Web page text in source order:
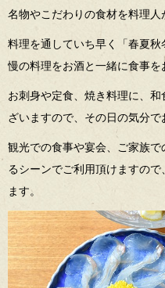
名物やこだわりの食材を料理人
料理を通していち早く「春夏
慢の料理をお酒と一緒に食事を
お刺身や定食、焼き料理に、
ざいますので、その日の気分で
観光での食事や宴会、ご家族
るシーンでご利用頂けますの
ます。